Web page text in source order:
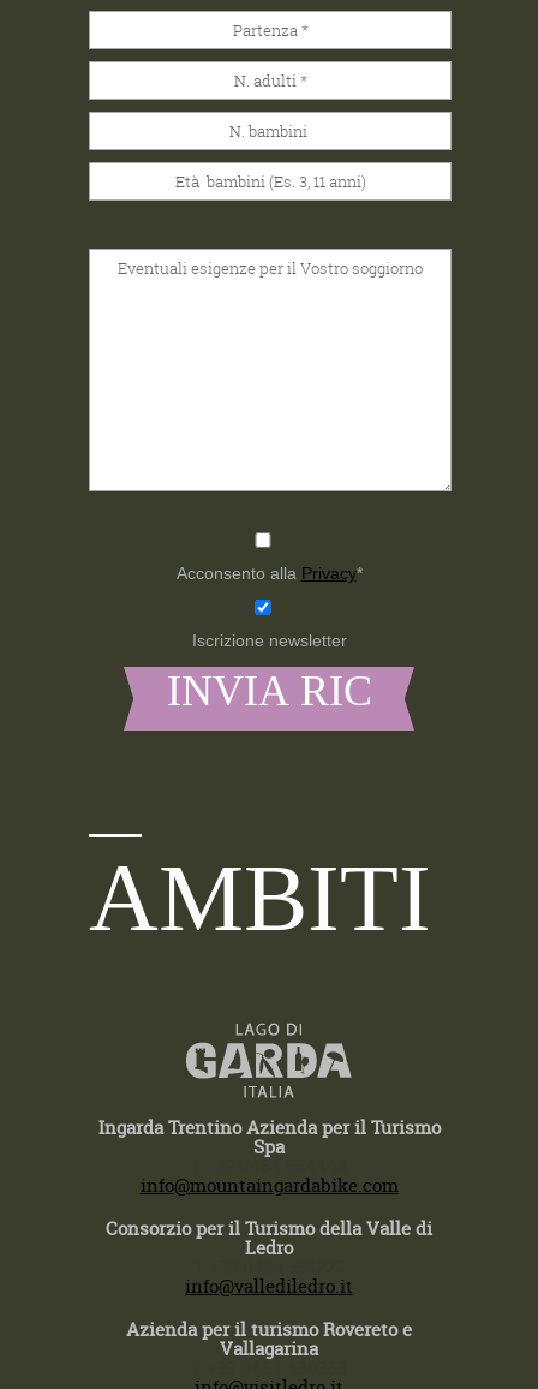
Acconsento alla Privacy*
Iscrizione newsletter
AMBITI
Ingarda Trentino Azienda per il Turismo
Spa
info@mountaingardabike.com
Consorzio per il Turismo della Valle di
Ledro
info@vallediledro.it
Azienda per il turismo Rovereto e
Vallagarina